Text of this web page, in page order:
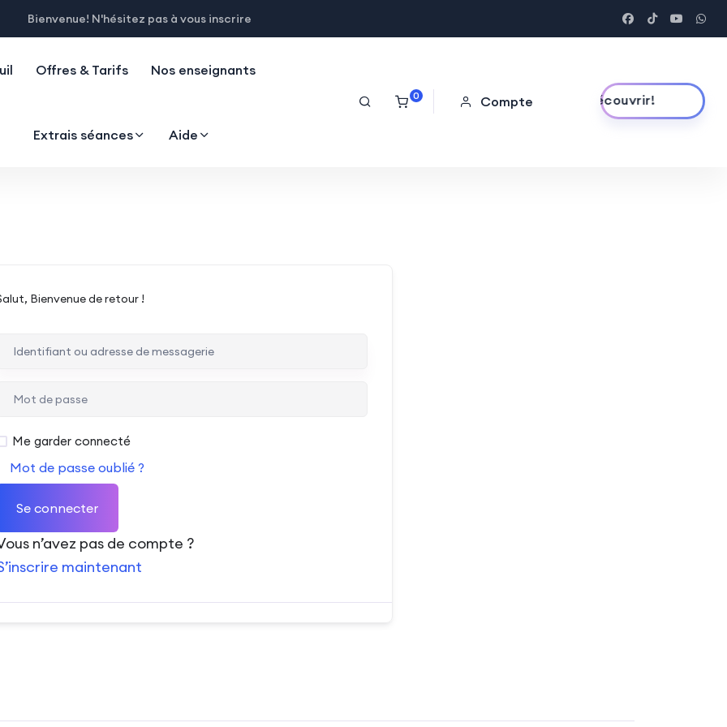
Bienvenue! N'hésitez pas à vous inscrire
Offres & Tarifs Nos enseignants
Extrais séances Aide
0 Compte Découvrir!
Bienvenue de retour !
Me garder connecté
Mot de passe oublié ?
Se connecter
n’avez pas de compte ?
maintenant